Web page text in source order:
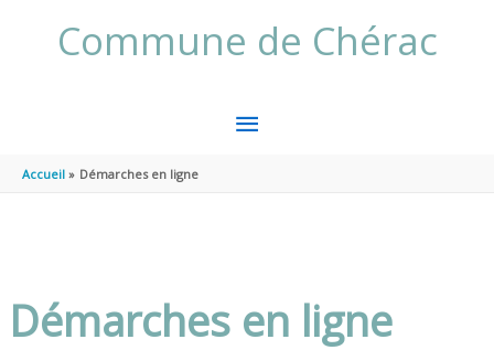
Commune de Chérac
MENU
Accueil Démarches en ligne
Démarches en ligne